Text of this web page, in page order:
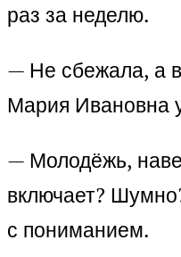
раз за неделю.
— Не сбежала, а
Мария Ивановна
— Молодёжь,
включает?
с пониманием.